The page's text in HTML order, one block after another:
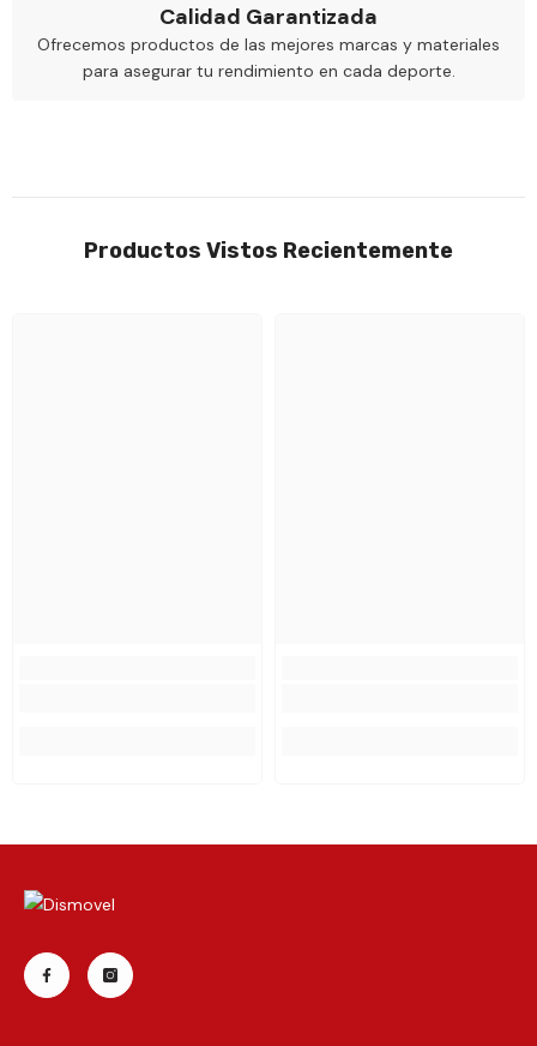
Calidad Garantizada
Ofrecemos productos de las mejores marcas y materiales
para asegurar tu rendimiento en cada deporte.
Productos Vistos Recientemente